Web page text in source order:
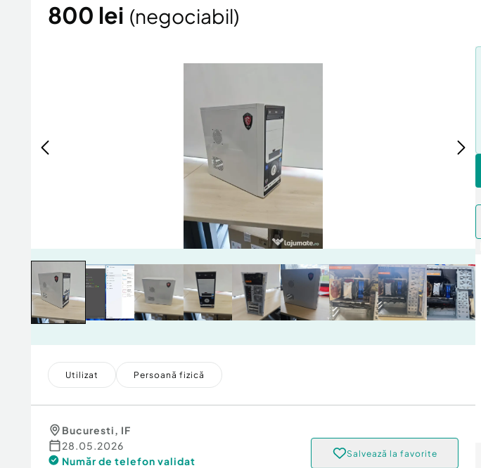
800 lei (negociabil)
Utilizat Persoană fizică
Bucuresti, IF
28.05.2026
Număr de telefon validat
Salvează la favorite